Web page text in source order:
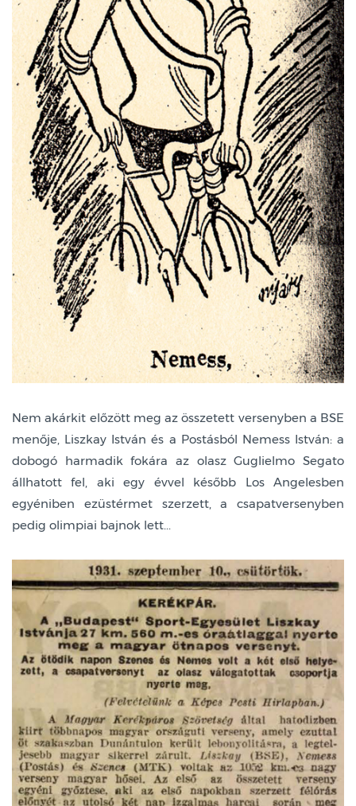
Nem akárkit előzött meg az összetett versenyben a BSE
menője, Liszkay István és a Postásból Nemess István: a
dobogó harmadik fokára az olasz Guglielmo Segato
állhatott fel, aki egy évvel később Los Angelesben
egyéniben ezüstérmet szerzett, a csapatversenyben
pedig olimpiai bajnok lett...